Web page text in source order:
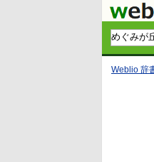
Weblio 辞